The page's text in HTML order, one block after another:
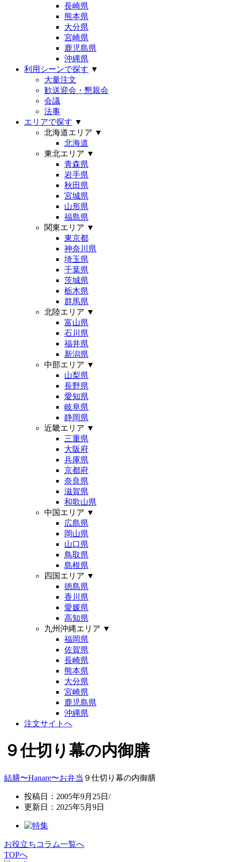
長崎県
熊本県
大分県
宮崎県
鹿児島県
沖縄県
利用シーンで探す ▼
大量注文
歓送迎会・懇親会
会議
法事
エリアで探す ▼
北海道エリア ▼
北海道
東北エリア ▼
青森県
岩手県
秋田県
宮城県
山形県
福島県
関東エリア ▼
東京都
神奈川県
埼玉県
千葉県
茨城県
栃木県
群馬県
北陸エリア ▼
富山県
石川県
福井県
新潟県
中部エリア ▼
山梨県
長野県
愛知県
岐阜県
静岡県
近畿エリア ▼
三重県
大阪府
兵庫県
京都府
奈良県
滋賀県
和歌山県
中国エリア ▼
広島県
岡山県
山口県
鳥取県
島根県
四国エリア ▼
徳島県
香川県
愛媛県
高知県
九州沖縄エリア ▼
福岡県
佐賀県
長崎県
熊本県
大分県
宮崎県
鹿児島県
沖縄県
注文サイトへ
９仕切り幕の内御膳
結膳〜Hanare〜お弁当 ９仕切り幕の内御膳
投稿日：2005年9月25日/
更新日：2025年5月9日
お役立ちコラム一覧へ
TOPへ